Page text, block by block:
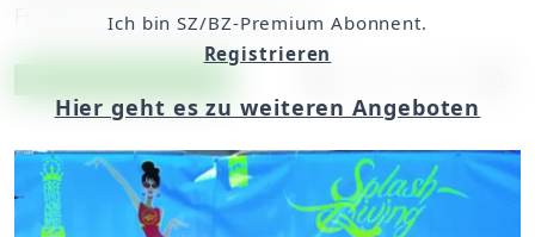
Freitag, 29. Juli 2016, 06:00 Uhr
Ich bin SZ/BZ-Premium Abonnent.
Registrieren
Hier geht es zu weiteren Angeboten